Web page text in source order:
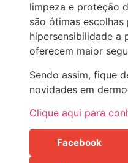
limpeza e proteção
são ótimas
hipersensibilidade a
oferecem maior
Sendo assim, fique
novidades em
Clique aqui para
Facebook